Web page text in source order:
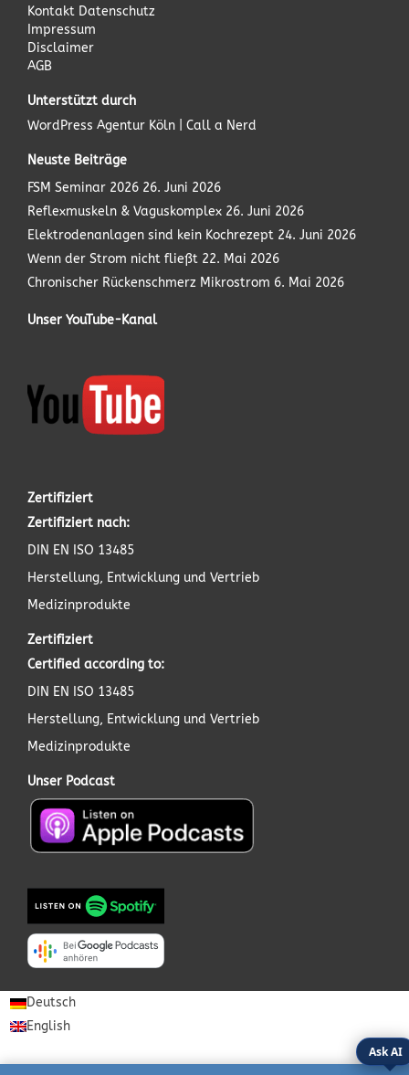
Kontakt Datenschutz
Impressum
Disclaimer
AGB
Unterstützt durch
WordPress Agentur Köln | Call a Nerd
Neuste Beiträge
FSM Seminar 2026 26. Juni 2026
Reflexmuskeln & Vaguskomplex 26. Juni 2026
Elektrodenanlagen sind kein Kochrezept 24. Juni 2026
Wenn der Strom nicht fließt 22. Mai 2026
Chronischer Rückenschmerz Mikrostrom 6. Mai 2026
Unser YouTube-Kanal
Zertifiziert
Zertifiziert nach:
DIN EN ISO 13485
Herstellung, Entwicklung und Vertrieb
Medizinprodukte
Zertifiziert
Certified according to:
DIN EN ISO 13485
Herstellung, Entwicklung und Vertrieb
Medizinprodukte
Unser Podcast
Ask AI
Deutsch
English